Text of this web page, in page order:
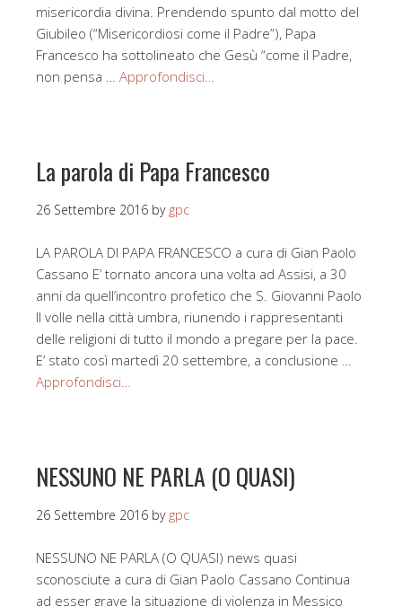
misericordia divina. Prendendo spunto dal motto del
Giubileo (“Misericordiosi come il Padre”), Papa
Francesco ha sottolineato che Gesù “come il Padre,
non pensa … Approfondisci…
La parola di Papa Francesco
26 Settembre 2016 by gpc
LA PAROLA DI PAPA FRANCESCO a cura di Gian Paolo
Cassano E’ tornato ancora una volta ad Assisi, a 30
anni da quell’incontro profetico che S. Giovanni Paolo
II volle nella città umbra, riunendo i rappresentanti
delle religioni di tutto il mondo a pregare per la pace.
E’ stato così martedì 20 settembre, a conclusione …
Approfondisci…
NESSUNO NE PARLA (O QUASI)
26 Settembre 2016 by gpc
NESSUNO NE PARLA (O QUASI) news quasi
sconosciute a cura di Gian Paolo Cassano Continua
ad esser grave la situazione di violenza in Messico